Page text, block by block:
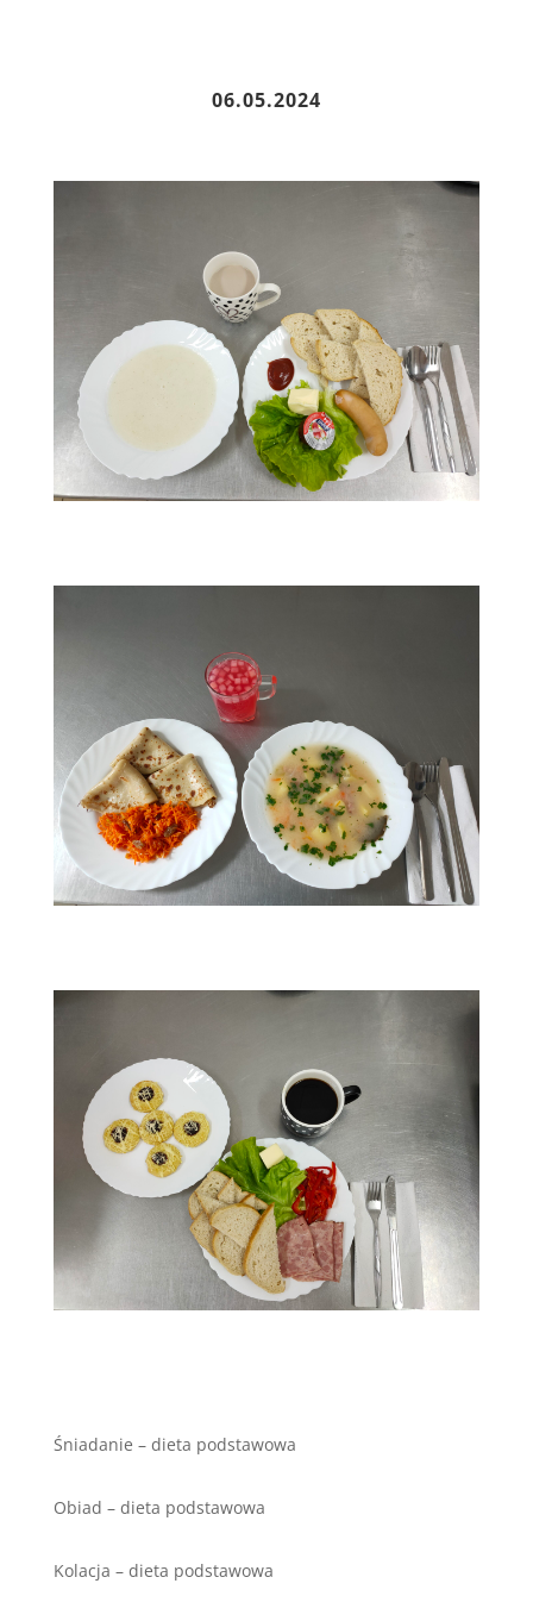
06.05.2024
Śniadanie – dieta podstawowa
Obiad – dieta podstawowa
Kolacja – dieta podstawowa